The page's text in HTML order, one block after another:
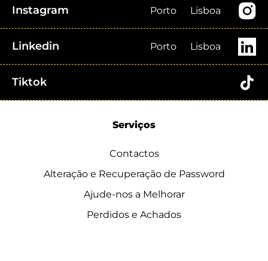
Instagram Porto Lisboa
Linkedin Porto Lisboa
Tiktok
Serviços
Contactos
Alteração e Recuperação de Password
Ajude-nos a Melhorar
Perdidos e Achados